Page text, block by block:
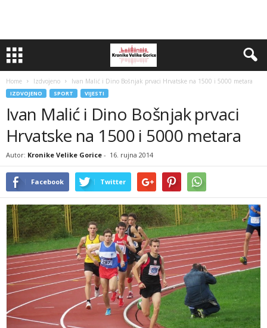
Home Izdvojeno Ivan Malić i Dino Bošnjak prvaci Hrvatske na 1500 i 5000 metara
IZDVOJENO SPORT VIJESTI
Ivan Malić i Dino Bošnjak prvaci
Hrvatske na 1500 i 5000 metara
Autor: Kronike Velike Gorice - 16. rujna 2014
Facebook Twitter